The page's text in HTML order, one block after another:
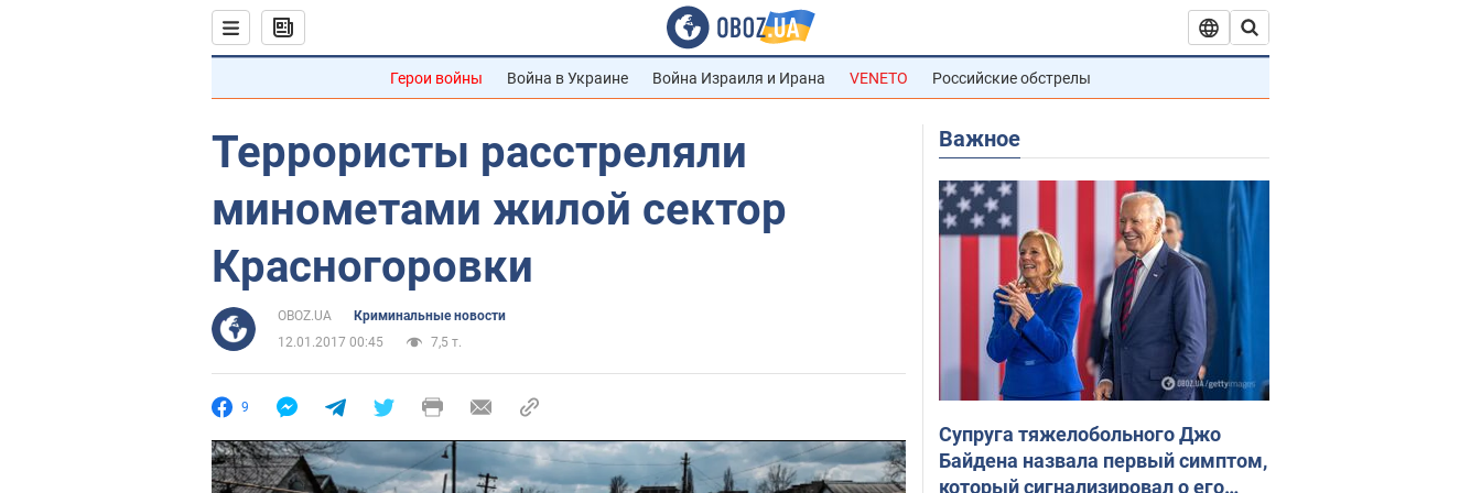
Герои войны Война в Украине Война Израиля и Ирана VENETO Российские обстрелы
Террористы расстреляли
минометами жилой сектор
Красногоровки
OBOZ.UA
Криминальные новости
12.01.2017 00:45
7,5 т.
9
Важное
Супруга тяжелобольного Джо
Байдена назвала первый симптом,
который сигнализировал о его